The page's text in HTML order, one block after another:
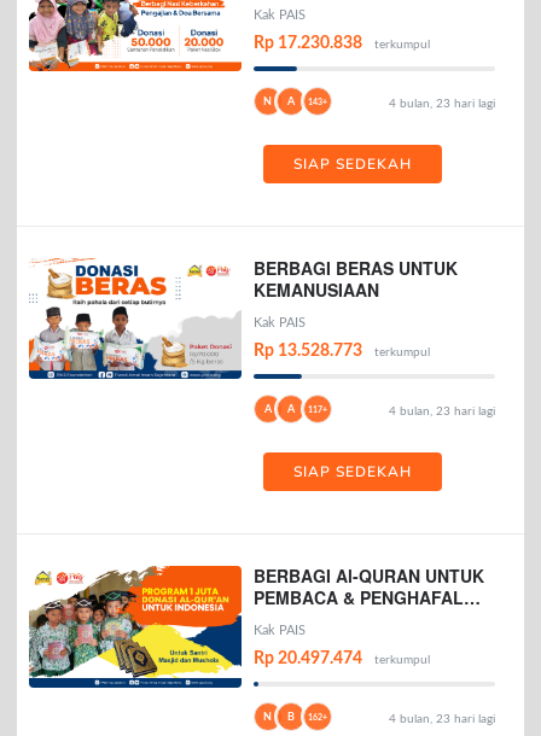
Kak PAIS
Rp 17.230.838 terkumpul
N A 143+ 4 bulan, 23 hari lagi
SIAP SEDEKAH
BERBAGI BERAS UNTUK
KEMANUSIAAN
Kak PAIS
Rp 13.528.773 terkumpul
A A 117+ 4 bulan, 23 hari lagi
SIAP SEDEKAH
BERBAGI Al-QURAN UNTUK
PEMBACA & PENGHAFAL
AL-QURAN
Kak PAIS
Rp 20.497.474 terkumpul
N B 162+ 4 bulan, 23 hari lagi